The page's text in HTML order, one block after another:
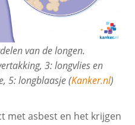
van de longen.
3: longvlies en
5: longblaasje (Kanker.nl)
met asbest en het krijgen